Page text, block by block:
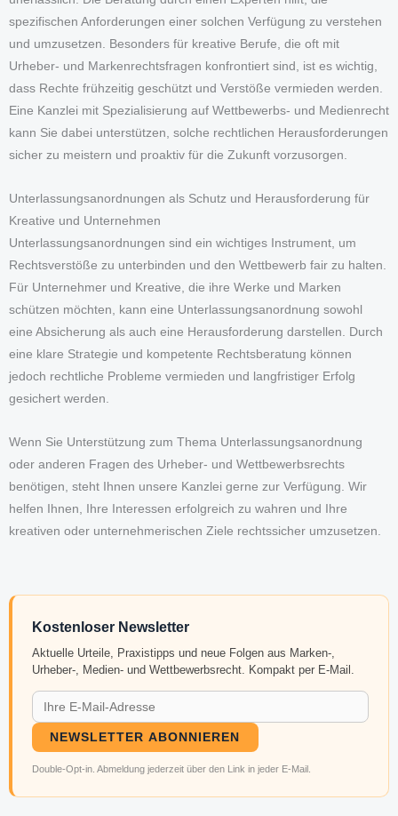
spezifischen Anforderungen einer solchen Verfügung zu verstehen
und umzusetzen. Besonders für kreative Berufe, die oft mit
Urheber- und Markenrechtsfragen konfrontiert sind, ist es wichtig,
dass Rechte frühzeitig geschützt und Verstöße vermieden werden.
Eine Kanzlei mit Spezialisierung auf Wettbewerbs- und Medienrecht
kann Sie dabei unterstützen, solche rechtlichen Herausforderungen
sicher zu meistern und proaktiv für die Zukunft vorzusorgen.
Unterlassungsanordnungen als Schutz und Herausforderung für
Kreative und Unternehmen
Unterlassungsanordnungen sind ein wichtiges Instrument, um
Rechtsverstöße zu unterbinden und den Wettbewerb fair zu halten.
Für Unternehmer und Kreative, die ihre Werke und Marken
schützen möchten, kann eine Unterlassungsanordnung sowohl
eine Absicherung als auch eine Herausforderung darstellen. Durch
eine klare Strategie und kompetente Rechtsberatung können
jedoch rechtliche Probleme vermieden und langfristiger Erfolg
gesichert werden.
Wenn Sie Unterstützung zum Thema Unterlassungsanordnung
oder anderen Fragen des Urheber- und Wettbewerbsrechts
benötigen, steht Ihnen unsere Kanzlei gerne zur Verfügung. Wir
helfen Ihnen, Ihre Interessen erfolgreich zu wahren und Ihre
kreativen oder unternehmerischen Ziele rechtssicher umzusetzen.
Kostenloser Newsletter
Aktuelle Urteile, Praxistipps und neue Folgen aus Marken-,
Urheber-, Medien- und Wettbewerbsrecht. Kompakt per E-Mail.
NEWSLETTER ABONNIEREN
Double-Opt-in. Abmeldung jederzeit über den Link in jeder E-Mail.